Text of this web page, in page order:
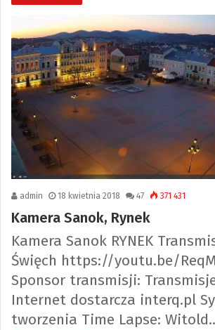
admin 18 kwietnia 2018 47 371 431
Kamera Sanok, Rynek
Kamera Sanok RYNEK
Święch https://youtu.be/
Sponsor transmisji:
Internet dostarcza interq.pl
tworzenia Time Lapse: